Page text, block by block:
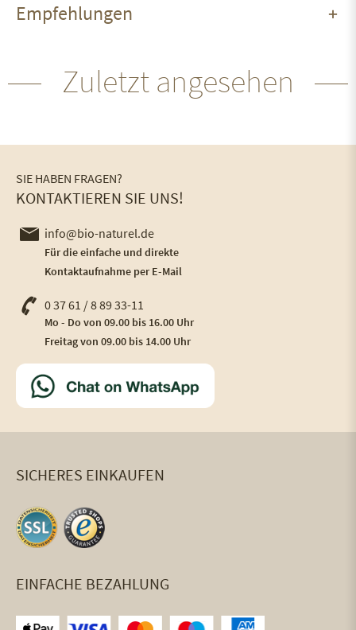
Empfehlungen
Zuletzt angesehen
SIE HABEN FRAGEN?
KONTAKTIEREN SIE UNS!
info@bio-naturel.de
Für die einfache und direkte
Kontaktaufnahme per E-Mail
0 37 61 / 8 89 33-11
Mo - Do von 09.00 bis 16.00 Uhr
Freitag von 09.00 bis 14.00 Uhr
SICHERES EINKAUFEN
EINFACHE BEZAHLUNG